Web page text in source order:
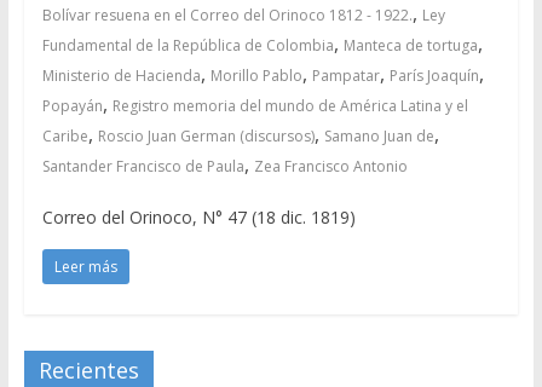
Bolívar resuena en el Correo del Orinoco 1812 - 1922., Ley
Fundamental de la República de Colombia, Manteca de tortuga,
Ministerio de Hacienda, Morillo Pablo, Pampatar, París Joaquín,
Popayán, Registro memoria del mundo de América Latina y el
Caribe, Roscio Juan German (discursos), Samano Juan de,
Santander Francisco de Paula, Zea Francisco Antonio
Correo del Orinoco, N° 47 (18 dic. 1819)
Leer más
Recientes